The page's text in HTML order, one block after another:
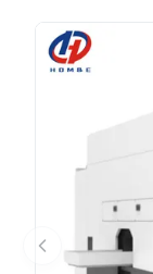
VMC850Q
exceptionnels.